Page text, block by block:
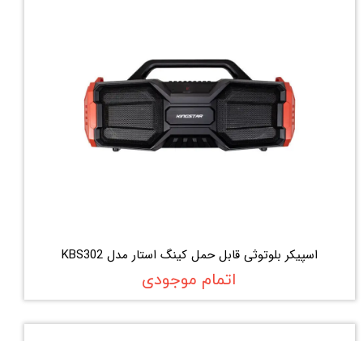
اسپیکر بلوتوثی قابل حمل کینگ استار مدل KBS302
اتمام موجودی